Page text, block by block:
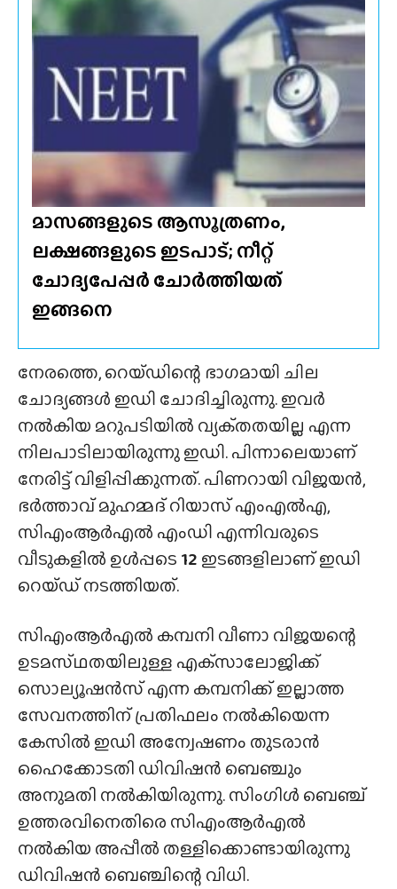
മാസങ്ങളുടെ ആസൂത്രണം,
ലക്ഷങ്ങളുടെ ഇടപാട്; നീറ്റ്
ചോദ്യപേപ്പർ ചോർത്തിയത്
ഇങ്ങനെ
നേരത്തെ, റെയ്‌ഡിന്റെ ഭാഗമായി ചില
ചോദ്യങ്ങൾ ഇഡി ചോദിച്ചിരുന്നു. ഇവർ
നൽകിയ മറുപടിയിൽ വ്യക്‌തതയില്ല എന്ന
നിലപാടിലായിരുന്നു ഇഡി. പിന്നാലെയാണ്
നേരിട്ട് വിളിപ്പിക്കുന്നത്. പിണറായി വിജയൻ,
ഭർത്താവ് മുഹമ്മദ് റിയാസ് എംഎൽഎ,
സിഎംആർഎൽ എംഡി എന്നിവരുടെ
വീടുകളിൽ ഉൾപ്പടെ 12 ഇടങ്ങളിലാണ് ഇഡി
റെയ്‌ഡ്‌ നടത്തിയത്.
സിഎംആർഎൽ കമ്പനി വീണാ വിജയന്റെ
ഉടമസ്‌ഥതയിലുള്ള എക്‌സാലോജിക്ക്
സൊല്യൂഷൻസ് എന്ന കമ്പനിക്ക് ഇല്ലാത്ത
സേവനത്തിന് പ്രതിഫലം നൽകിയെന്ന
കേസിൽ ഇഡി അന്വേഷണം തുടരാൻ
ഹൈക്കോടതി ഡിവിഷൻ ബെഞ്ചും
അനുമതി നൽകിയിരുന്നു. സിംഗിൾ ബെഞ്ച്
ഉത്തരവിനെതിരെ സിഎംആർഎൽ
നൽകിയ അപ്പീൽ തള്ളിക്കൊണ്ടായിരുന്നു
ഡിവിഷൻ ബെഞ്ചിന്റെ വിധി.